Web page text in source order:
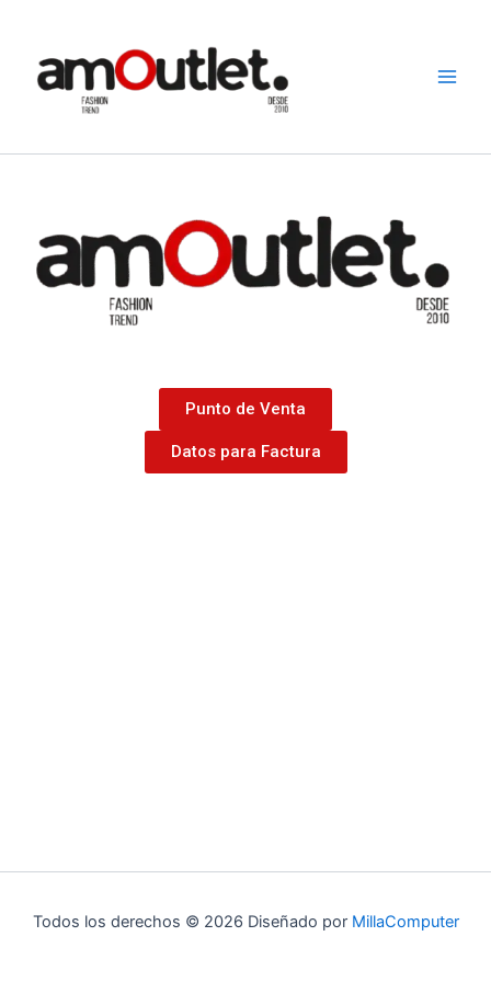
contenido
Punto de Venta
Datos para Factura
Todos los derechos © 2026 Diseñado por MillaComputer